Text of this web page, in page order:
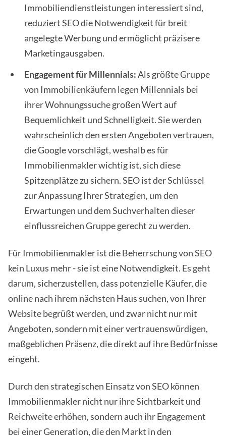
Immobiliendienstleistungen interessiert sind,
reduziert SEO die Notwendigkeit für breit
angelegte Werbung und ermöglicht präzisere
Marketingausgaben.
Engagement für Millennials:Als größte Gruppe
von Immobilienkäufern legen Millennials bei
ihrer Wohnungssuche großen Wert auf
Bequemlichkeit und Schnelligkeit. Sie werden
wahrscheinlich den ersten Angeboten vertrauen,
die Google vorschlägt, weshalb es für
Immobilienmakler wichtig ist, sich diese
Spitzenplätze zu sichern. SEO ist der Schlüssel
zur Anpassung Ihrer Strategien, um den
Erwartungen und dem Suchverhalten dieser
einflussreichen Gruppe gerecht zu werden.
Für Immobilienmakler ist die Beherrschung von SEO
kein Luxus mehr - sie ist eine Notwendigkeit. Es geht
darum, sicherzustellen, dass potenzielle Käufer, die
online nach ihrem nächsten Haus suchen, von Ihrer
Website begrüßt werden, und zwar nicht nur mit
Angeboten, sondern mit einer vertrauenswürdigen,
maßgeblichen Präsenz, die direkt auf ihre Bedürfnisse
eingeht.
Durch den strategischen Einsatz von SEO können
Immobilienmakler nicht nur ihre Sichtbarkeit und
Reichweite erhöhen, sondern auch ihr Engagement
bei einer Generation, die den Markt in den